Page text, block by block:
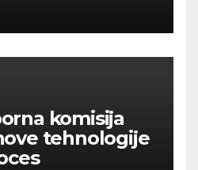
komisija
tehnologije